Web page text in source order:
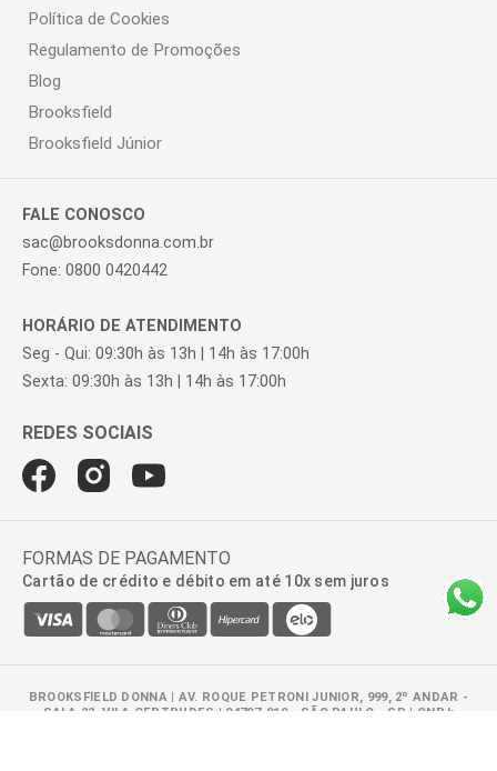
Política de Cookies
Regulamento de Promoções
Blog
Brooksfield
Brooksfield Júnior
FALE CONOSCO
sac@brooksdonna.com.br
Fone: 0800 0420442
HORÁRIO DE ATENDIMENTO
Seg - Qui: 09:30h às 13h | 14h às 17:00h
Sexta: 09:30h às 13h | 14h às 17:00h
FORMAS DE PAGAMENTO
Cartão de crédito e débito em até 10x sem juros
BROOKSFIELD DONNA | AV. ROQUE PETRONI JUNIOR, 999, 2º ANDAR -
SALA 22, VILA GERTRUDES | 04707-910 - SÃO PAULO - SP | CNPJ: